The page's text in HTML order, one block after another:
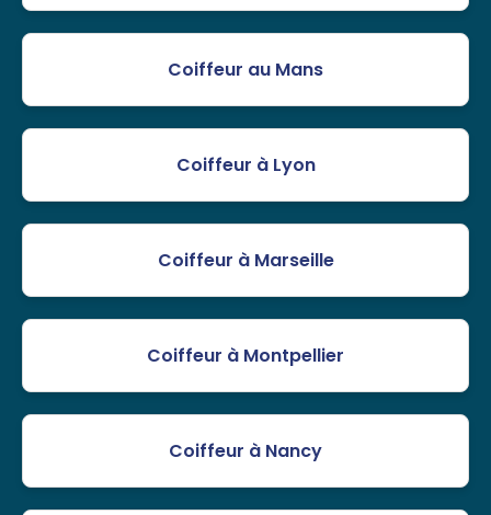
Coiffeur au Mans
Coiffeur à Lyon
Coiffeur à Marseille
Coiffeur à Montpellier
Coiffeur à Nancy